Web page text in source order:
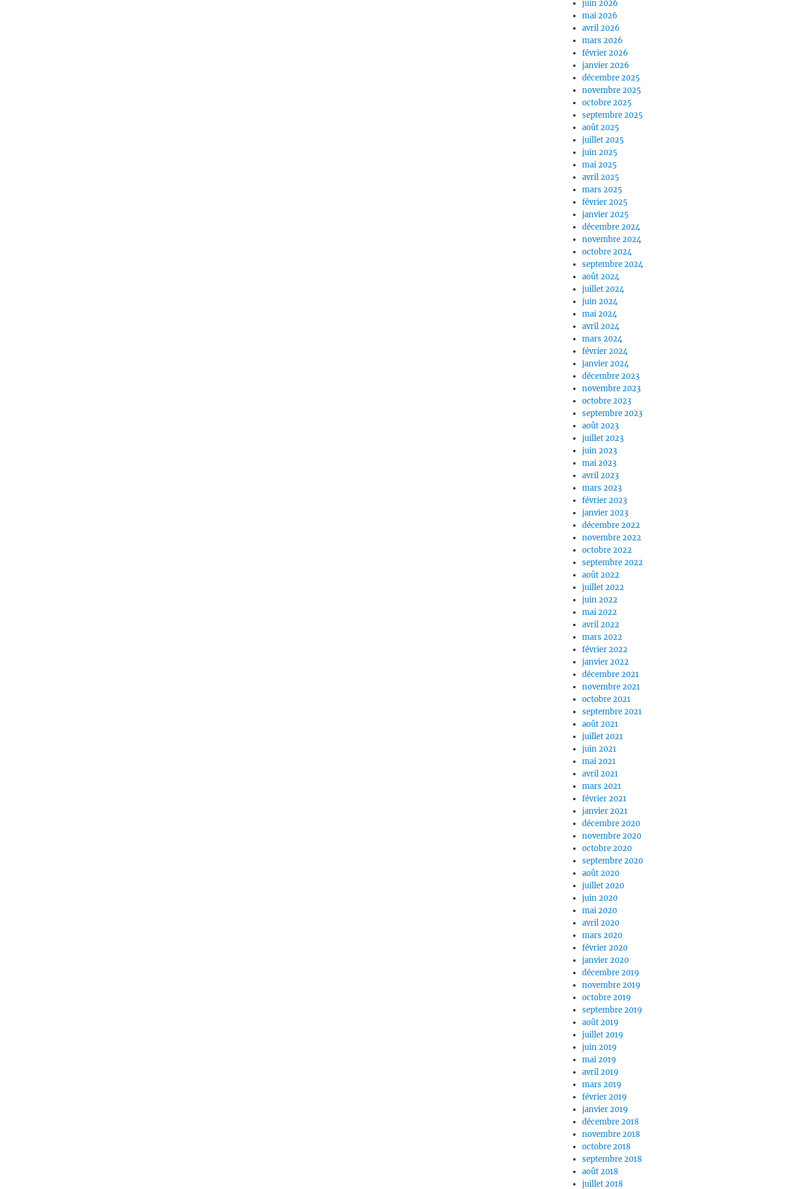
juin 2026
mai 2026
avril 2026
mars 2026
février 2026
janvier 2026
décembre 2025
novembre 2025
octobre 2025
septembre 2025
août 2025
juillet 2025
juin 2025
mai 2025
avril 2025
mars 2025
février 2025
janvier 2025
décembre 2024
novembre 2024
octobre 2024
septembre 2024
août 2024
juillet 2024
juin 2024
mai 2024
avril 2024
mars 2024
février 2024
janvier 2024
décembre 2023
novembre 2023
octobre 2023
septembre 2023
août 2023
juillet 2023
juin 2023
mai 2023
avril 2023
mars 2023
février 2023
janvier 2023
décembre 2022
novembre 2022
octobre 2022
septembre 2022
août 2022
juillet 2022
juin 2022
mai 2022
avril 2022
mars 2022
février 2022
janvier 2022
décembre 2021
novembre 2021
octobre 2021
septembre 2021
août 2021
juillet 2021
juin 2021
mai 2021
avril 2021
mars 2021
février 2021
janvier 2021
décembre 2020
novembre 2020
octobre 2020
septembre 2020
août 2020
juillet 2020
juin 2020
mai 2020
avril 2020
mars 2020
février 2020
janvier 2020
décembre 2019
novembre 2019
octobre 2019
septembre 2019
août 2019
juillet 2019
juin 2019
mai 2019
avril 2019
mars 2019
février 2019
janvier 2019
décembre 2018
novembre 2018
octobre 2018
septembre 2018
août 2018
juillet 2018